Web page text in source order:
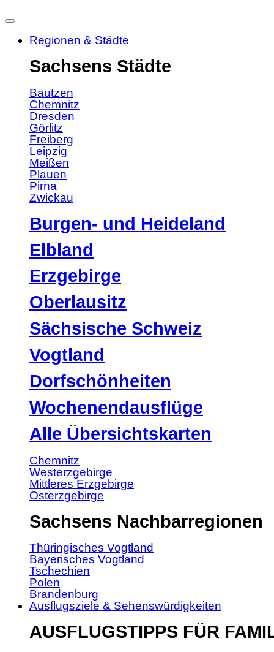
Regionen & Städte
Sachsens Städte
Bautzen
Chemnitz
Dresden
Görlitz
Freiberg
Leipzig
Meißen
Plauen
Pirna
Zwickau
Burgen- und Heideland
Elbland
Erzgebirge
Oberlausitz
Sächsische Schweiz
Vogtland
Dorfschönheiten
Wochenendausflüge
Alle Übersichtskarten
Chemnitz
Westerzgebirge
Mittleres Erzgebirge
Osterzgebirge
Sachsens Nachbarregionen
Thüringisches Vogtland
Bayerisches Vogtland
Tschechien
Polen
Brandenburg
Ausflugsziele & Sehenswürdigkeiten
AUSFLUGSTIPPS FÜR